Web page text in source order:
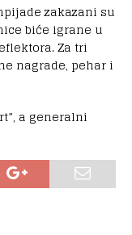
zakazani su
biće igrane u
Za tri
nagrade, pehar i
a generalni